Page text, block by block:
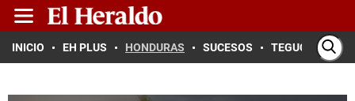
INICIO EH PLUS HONDURAS SUCESOS TEGUCIGALPA